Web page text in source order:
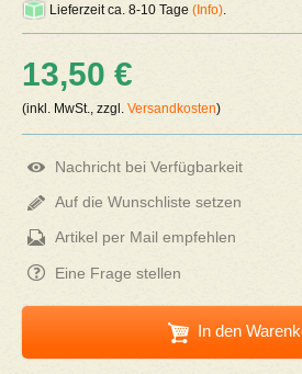
Lieferzeit ca. 8-10 Tage(Info)
13,50 €
(inkl. MwSt., zzgl.Versandkosten)
Nachricht bei Verfügbarkeit
Auf die Wunschliste setzen
Artikel per Mail empfehlen
Eine Frage stellen
In den